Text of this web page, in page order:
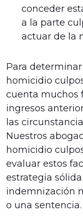
conceder
a la parte
actuar de la
Para
homicidio
cuenta muchos
ingresos
las
Nuestros
homicidio
evaluar estos
estrategia
indemnización
o una sentencia.